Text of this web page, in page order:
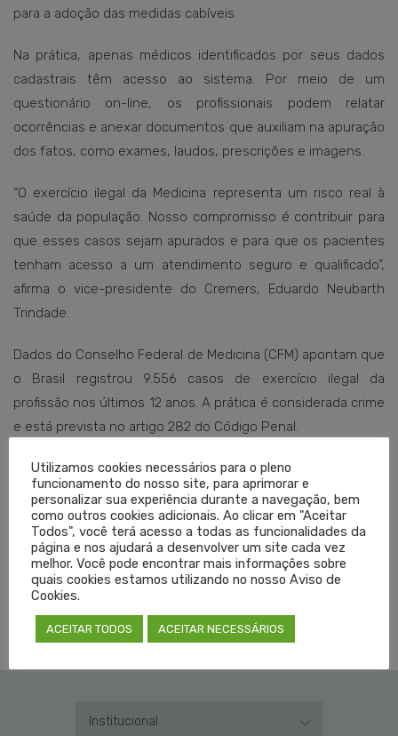
para a adoção das medidas cabíveis.
Na prática, apenas médicos identificados por seus dados
cadastrais têm acesso ao sistema. Por meio de um
questionário on-line, os profissionais podem relatar
ocorrências e anexar documentos que auxiliam na apuração
dos fatos, como exames, laudos, prescrições e imagens.
“O exercício ilegal da Medicina representa um risco real à
saúde da população. Nosso compromisso é contribuir para
que esses casos sejam apurados e para que os pacientes
tenham acesso a um atendimento seguro e qualificado”,
afirma o vice-presidente do Cremers, Eduardo Neubarth
Trindade.
Dados do Conselho Federal de Medicina (CFM) apontam que
o Brasil registrou 9.556 casos de exercício ilegal da
profissão nos últimos 12 anos. A prática é considerada crime
e está prevista no artigo 282 do Código Penal.
A plataforma Medicina Segura está disponível para médicos
em todo o país e pode ser acessada em
medicinasegura.cfm.org.br
Texto: Lisielle Zanchettin
Edição: Viviane Schwäger
Institucional
Utilizamos cookies necessários para o pleno
funcionamento do nosso site, para aprimorar e
personalizar sua experiência durante a navegação, bem
como outros cookies adicionais. Ao clicar em "Aceitar
Todos", você terá acesso a todas as funcionalidades da
página e nos ajudará a desenvolver um site cada vez
melhor. Você pode encontrar mais informações sobre
quais cookies estamos utilizando no nosso Aviso de
Cookies.
ACEITAR TODOS ACEITAR NECESSÁRIOS